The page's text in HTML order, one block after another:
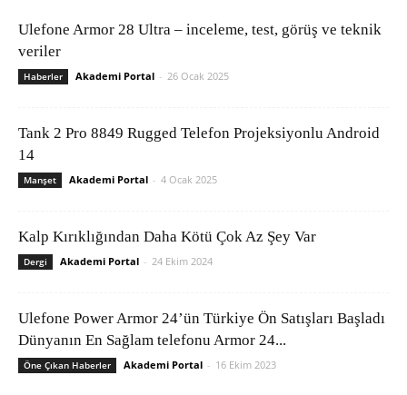
Ulefone Armor 28 Ultra – inceleme, test, görüş ve teknik
veriler
Haberler Akademi Portal - 26 Ocak 2025
Tank 2 Pro 8849 Rugged Telefon Projeksiyonlu Android
14
Manşet Akademi Portal - 4 Ocak 2025
Kalp Kırıklığından Daha Kötü Çok Az Şey Var
Dergi Akademi Portal - 24 Ekim 2024
Ulefone Power Armor 24’ün Türkiye Ön Satışları Başladı
Dünyanın En Sağlam telefonu Armor 24...
Öne Çıkan Haberler Akademi Portal - 16 Ekim 2023